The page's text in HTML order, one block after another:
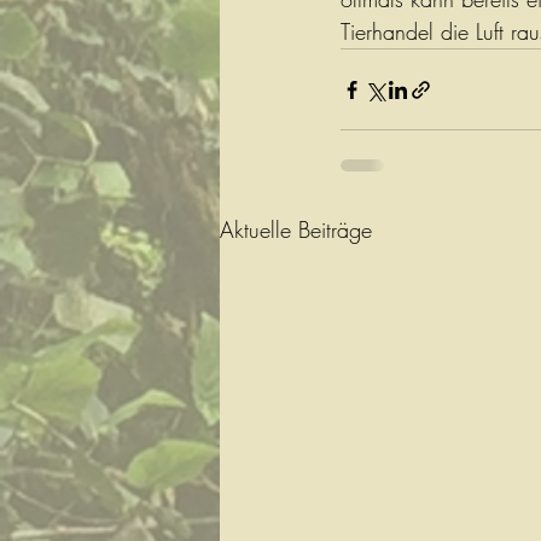
Tierhandel die Luft
Aktuelle Beiträge